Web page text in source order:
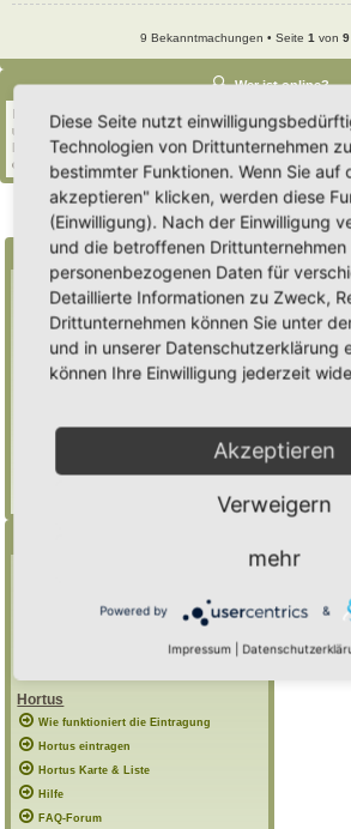
9 Bekanntmachungen • Seite 1 von 9
Wer ist online?
Insgesamt sind502 Besucher online :: 4 sichtbare
und 498 Gäste (basierend auf den aktiven Besuchern der
Der Besucherrekord liegt bei2235Besuchern, die am Mi
online waren.
Suche
Benutze ein * als Platzhalter für teilweis
Übereinstimmungen
Mulchfindet "Mulch", Mulch*findet auch
Weitere Hilfe zur Suche
Foren-Übersicht
Hortus
Wie funktioniert die Eintragung
Hortus eintragen
Hortus Karte & Liste
Hilfe
FAQ-Forum
Diese Seite nutzt
Technologien von Drittunternehmen
bestimmter Funktionen. Wenn Sie auf
akzeptieren" klicken, werden diese
(Einwilligung). Nach der Einwilligung
und die betroffenen Drittunternehmen
personenbezogenen Daten für
Detaillierte Informationen zu Zweck,
Drittunternehmen können Sie unter
und in unserer Datenschutzerklärung
können Ihre Einwilligung jederzeit
Akzeptieren
Verweigern
mehr
Powered by &
Impressum